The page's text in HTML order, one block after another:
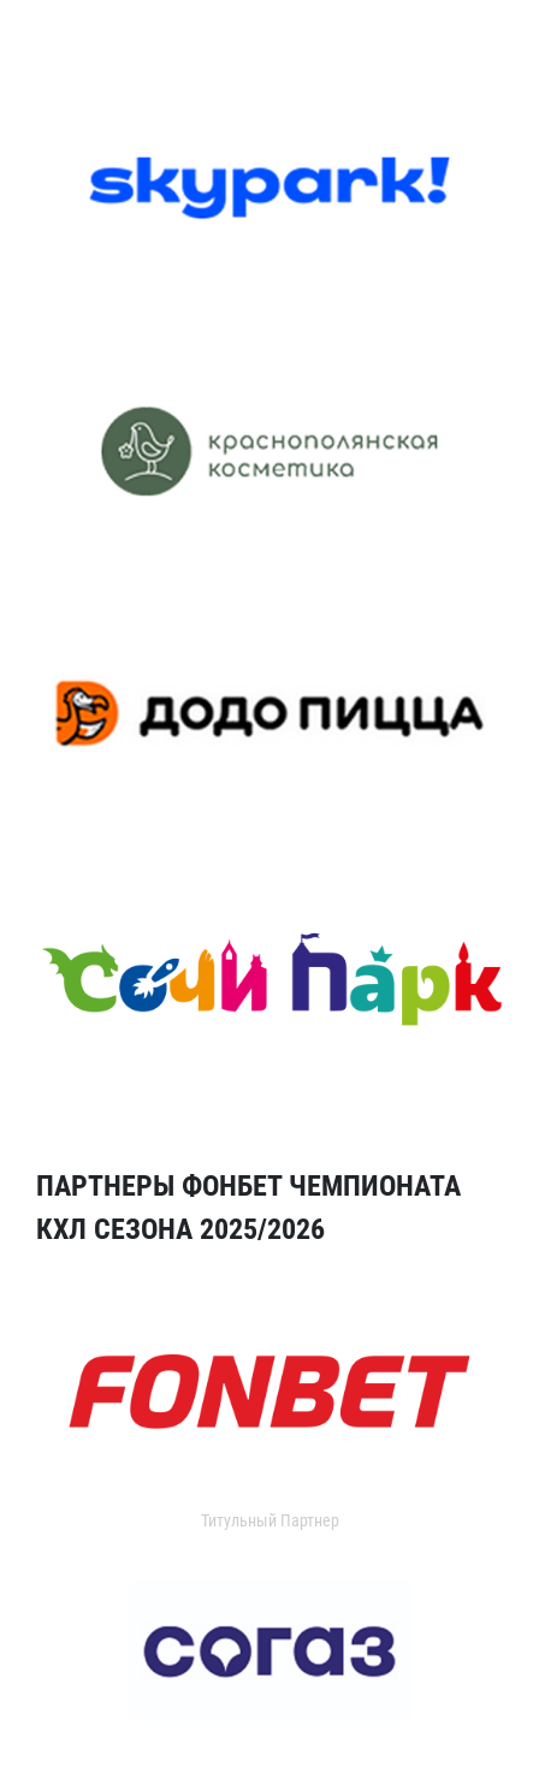
ПАРТНЕРЫ ФОНБЕТ ЧЕМПИОНАТА
КХЛ СЕЗОНА 2025/2026
Титульный Партнер